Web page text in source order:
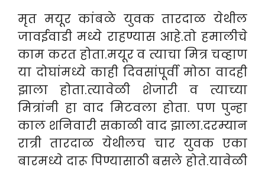
मृत मयूर कांबळे युवक तारदाळ येथील
जावईवाडी मध्ये राहण्यास आहे.तो हमालीचे
काम करत होता.मयूर व त्याचा मित्र चव्हाण
या दोघांमध्ये काही दिवसांपूर्वी मोठा वादही
झाला होता.त्यावेळी शेजारी व त्याच्या
मित्रांनी हा वाद मिटवला होता. पण पुन्हा
काल शनिवारी सकाळी वाद झाला.दरम्यान
रात्री तारदाळ येथीलच चार युवक एका
बारमध्ये दारू पिण्यासाठी बसले होते.यावेळी